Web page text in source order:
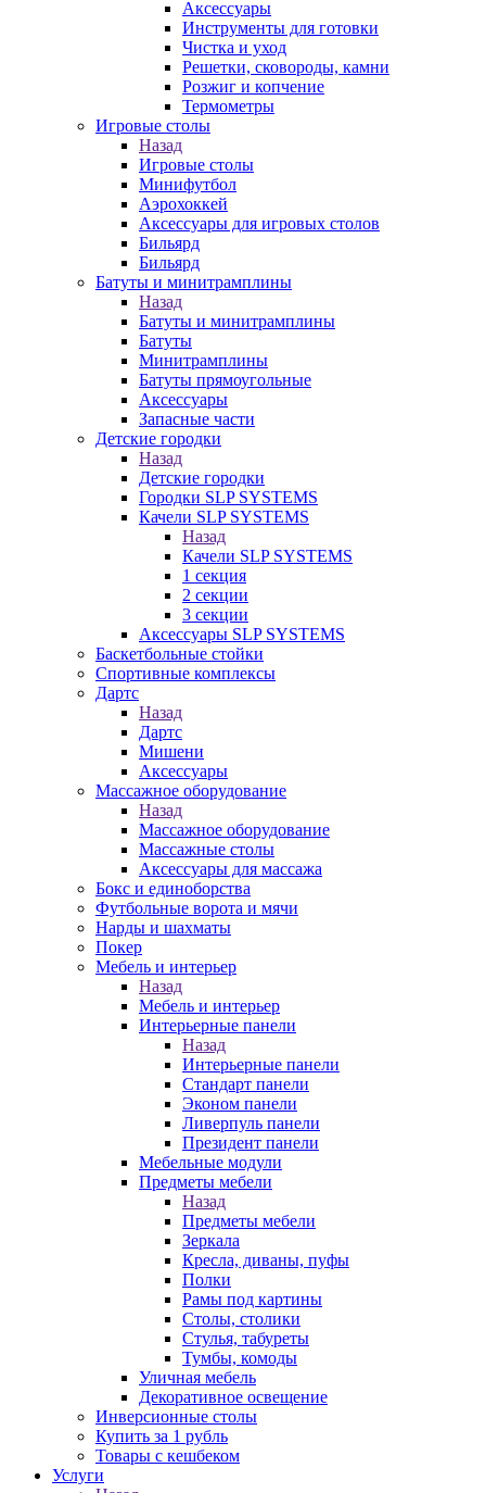
Аксессуары
Инструменты для готовки
Чистка и уход
Решетки, сковороды, камни
Розжиг и копчение
Термометры
Игровые столы
Назад
Игровые столы
Минифутбол
Аэрохоккей
Аксессуары для игровых столов
Бильяpд
Бильяpд
Батуты и минитрамплины
Назад
Батуты и минитрамплины
Батуты
Минитрамплины
Батуты прямоугольные
Аксессуары
Запасные части
Детские городки
Назад
Детские городки
Городки SLP SYSTEMS
Качели SLP SYSTEMS
Назад
Качели SLP SYSTEMS
1 секция
2 секции
3 секции
Аксессуары SLP SYSTEMS
Баскетбольные стойки
Спортивные комплексы
Дартс
Назад
Дартс
Мишени
Аксессуары
Массажное оборудование
Назад
Массажное оборудование
Массажные столы
Аксессуары для массажа
Бокс и единоборства
Футбольные ворота и мячи
Нарды и шахматы
Покер
Мебель и интерьер
Назад
Мебель и интерьер
Интерьерные панели
Назад
Интерьерные панели
Стандарт панели
Эконом панели
Ливерпуль панели
Президент панели
Мебельные модули
Предметы мебели
Назад
Предметы мебели
Зеркала
Кресла, диваны, пуфы
Полки
Рамы под картины
Столы, столики
Стулья, табуреты
Тумбы, комоды
Уличная мебель
Декоративное освещение
Инверсионные столы
Купить за 1 рубль
Товары с кешбеком
Услуги